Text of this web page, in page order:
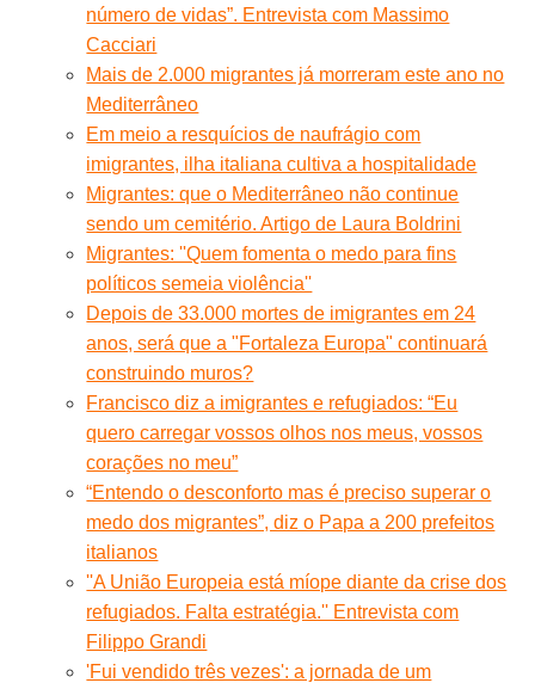
número de vidas”. Entrevista com Massimo
Cacciari
Mais de 2.000 migrantes já morreram este ano no
Mediterrâneo
Em meio a resquícios de naufrágio com
imigrantes, ilha italiana cultiva a hospitalidade
Migrantes: que o Mediterrâneo não continue
sendo um cemitério. Artigo de Laura Boldrini
Migrantes: ''Quem fomenta o medo para fins
políticos semeia violência''
Depois de 33.000 mortes de imigrantes em 24
anos, será que a "Fortaleza Europa" continuará
construindo muros?
Francisco diz a imigrantes e refugiados: “Eu
quero carregar vossos olhos nos meus, vossos
corações no meu”
“Entendo o desconforto mas é preciso superar o
medo dos migrantes”, diz o Papa a 200 prefeitos
italianos
''A União Europeia está míope diante da crise dos
refugiados. Falta estratégia.'' Entrevista com
Filippo Grandi
'Fui vendido três vezes': a jornada de um